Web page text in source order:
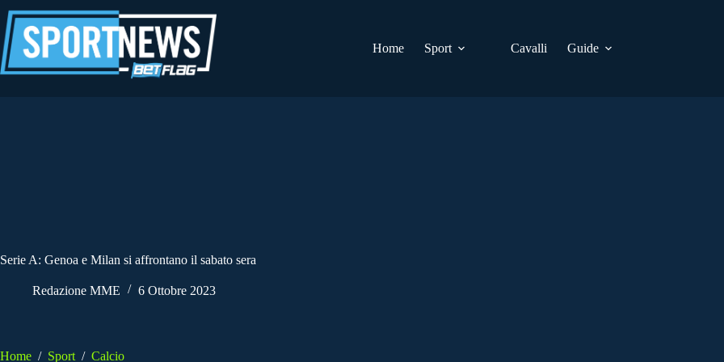
al
contenuto
Home
Sport Cavalli Guide
Serie A: Genoa e Milan si affrontano il sabato sera
Redazione MME 6 Ottobre 2023
Home / Sport / Calcio